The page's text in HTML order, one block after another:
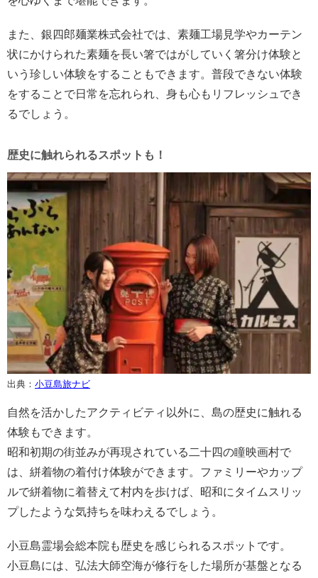
また、銀四郎麺業株式会社では、素麺工場見学やカーテン
状にかけられた素麺を長い箸ではがしていく箸分け体験と
いう珍しい体験をすることもできます。普段できない体験
をすることで日常を忘れられ、身も心もリフレッシュでき
るでしょう。
歴史に触れられるスポットも！
出典： 小豆島旅ナビ
自然を活かしたアクティビティ以外に、島の歴史に触れる
体験もできます。
昭和初期の街並みが再現されている二十四の瞳映画村で
は、絣着物の着付け体験ができます。ファミリーやカップ
ルで絣着物に着替えて村内を歩けば、昭和にタイムスリッ
プしたような気持ちを味わえるでしょう。
小豆島霊場会総本院も歴史を感じられるスポットです。
小豆島には、弘法大師空海が修行をした場所が基盤となる